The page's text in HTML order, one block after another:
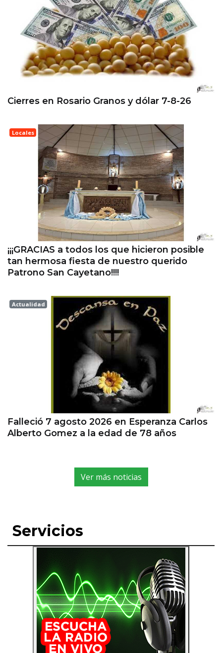
Cierres en Rosario Granos y dólar 7-8-26
Locales
Esperanza
¡¡¡GRACIAS a todos los que hicieron posible
tan hermosa fiesta de nuestro querido
Patrono San Cayetano!!!!
Actualidad
Falleció 7 agosto 2026 en Esperanza Carlos
Alberto Gomez a la edad de 78 años
Ver más noticias
Servicios